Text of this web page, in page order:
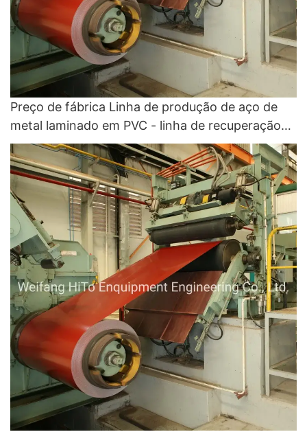
Preço de fábrica Linha de produção de aço de
metal laminado em PVC - linha de recuperação
de cores e linha de revestimento de cores